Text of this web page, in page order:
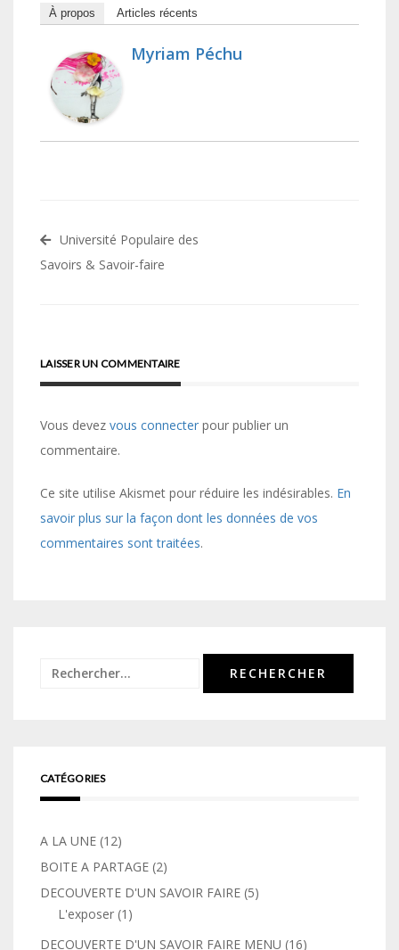
À propos Articles récents
Myriam Péchu
Navigation
de
Université Populaire des
Savoirs & Savoir-faire
LAISSER UN COMMENTAIRE
Vous devez vous connecter pour publier un
commentaire.
Ce site utilise Akismet pour réduire les indésirables. En
savoir plus sur la façon dont les données de vos
commentaires sont traitées.
Rechercher :
CATÉGORIES
A LA UNE (12)
BOITE A PARTAGE (2)
DECOUVERTE D'UN SAVOIR FAIRE (5)
L'exposer (1)
DECOUVERTE D'UN SAVOIR FAIRE MENU (16)